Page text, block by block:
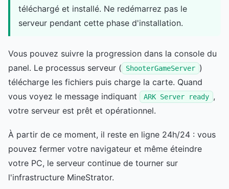
téléchargé et installé. Ne redémarrez pas le
serveur pendant cette phase d'installation.
Vous pouvez suivre la progression dans la console du
panel. Le processus serveur (
ShooterGameServer )
télécharge les fichiers puis charge la carte. Quand
vous voyez le message indiquant
ARK Server ready ,
votre serveur est prêt et opérationnel.
À partir de ce moment, il reste en ligne 24h/24 : vous
pouvez fermer votre navigateur et même éteindre
votre PC, le serveur continue de tourner sur
l'infrastructure MineStrator.